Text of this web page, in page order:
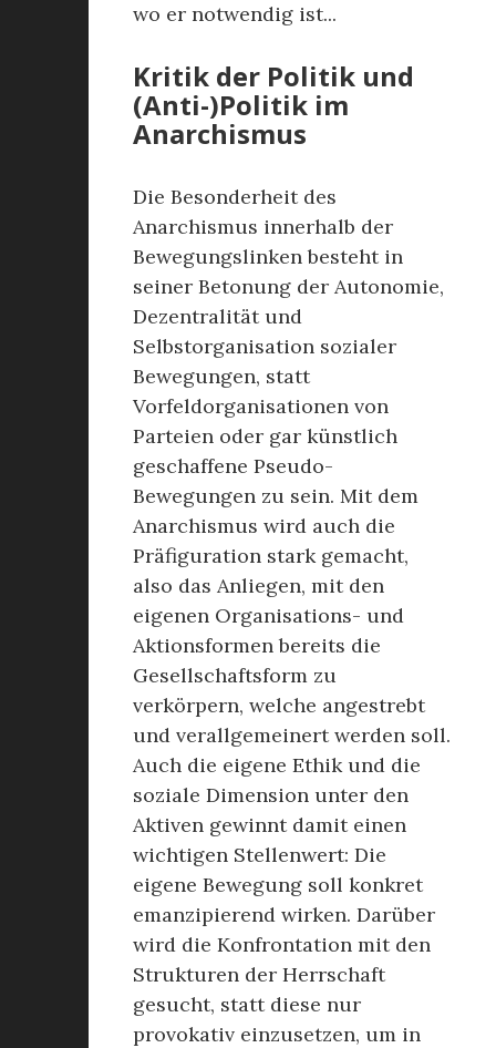
wo er notwendig ist...
Kritik der Politik und
(Anti-)Politik im
Anarchismus
Die Besonderheit des
Anarchismus innerhalb der
Bewegungslinken besteht in
seiner Betonung der Autonomie,
Dezentralität und
Selbstorganisation sozialer
Bewegungen, statt
Vorfeldorganisationen von
Parteien oder gar künstlich
geschaffene Pseudo-
Bewegungen zu sein. Mit dem
Anarchismus wird auch die
Präfiguration stark gemacht,
also das Anliegen, mit den
eigenen Organisations- und
Aktionsformen bereits die
Gesellschaftsform zu
verkörpern, welche angestrebt
und verallgemeinert werden soll.
Auch die eigene Ethik und die
soziale Dimension unter den
Aktiven gewinnt damit einen
wichtigen Stellenwert: Die
eigene Bewegung soll konkret
emanzipierend wirken. Darüber
wird die Konfrontation mit den
Strukturen der Herrschaft
gesucht, statt diese nur
provokativ einzusetzen, um in